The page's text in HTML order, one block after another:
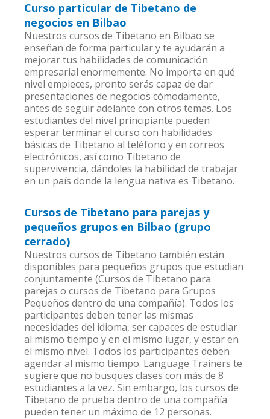
Curso particular de Tibetano de
negocios en Bilbao
Nuestros cursos de Tibetano en Bilbao se
enseñan de forma particular y te ayudarán a
mejorar tus habilidades de comunicación
empresarial enormemente. No importa en qué
nivel empieces, pronto serás capaz de dar
presentaciones de negocios cómodamente,
antes de seguir adelante con otros temas. Los
estudiantes del nivel principiante pueden
esperar terminar el curso con habilidades
básicas de Tibetano al teléfono y en correos
electrónicos, así como Tibetano de
supervivencia, dándoles la habilidad de trabajar
en un país donde la lengua nativa es Tibetano.
Cursos de Tibetano para parejas y
pequeños grupos en Bilbao (grupo
cerrado)
Nuestros cursos de Tibetano también están
disponibles para pequeños grupos que estudian
conjuntamente (Cursos de Tibetano para
parejas o cursos de Tibetano para Grupos
Pequeños dentro de una compañía). Todos los
participantes deben tener las mismas
necesidades del idioma, ser capaces de estudiar
al mismo tiempo y en el mismo lugar, y estar en
el mismo nivel. Todos los participantes deben
agendar al mismo tiempo. Language Trainers te
sugiere que no busques clases con más de 8
estudiantes a la vez. Sin embargo, los cursos de
Tibetano de prueba dentro de una compañía
pueden tener un máximo de 12 personas.